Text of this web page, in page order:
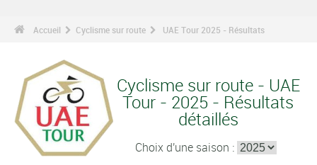
Accueil Cyclisme sur route UAE Tour 2025 - Résultats
Cyclisme sur route - UAE
Tour - 2025 - Résultats
détaillés
Choix d'une saison :